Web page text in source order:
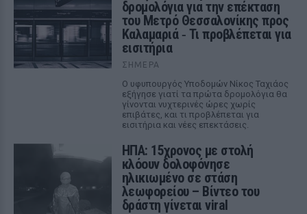
δρομολόγια για την επέκταση
του Μετρό Θεσσαλονίκης προς
Καλαμαριά ‑ Τι προβλέπεται για
εισιτήρια
ΣΉΜΕΡΑ
Ο υφυπουργός Υποδομών Νίκος Ταχιάος
εξήγησε γιατί τα πρώτα δρομολόγια θα
γίνονται νυχτερινές ώρες χωρίς
επιβάτες, και τι προβλέπεται για
εισιτήρια και νέες επεκτάσεις.
ΗΠΑ: 15χρονος με στολή
κλόουν δολοφόνησε
ηλικιωμένο σε στάση
λεωφορείου – Βίντεο του
δράστη γίνεται viral